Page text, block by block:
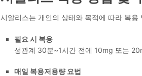
시알리스는 개인의 상태와 목적에 따라 복용
필요 시 복용
성관계 30분~1시간 전에 10mg 또는
매일 복용저용량 요법